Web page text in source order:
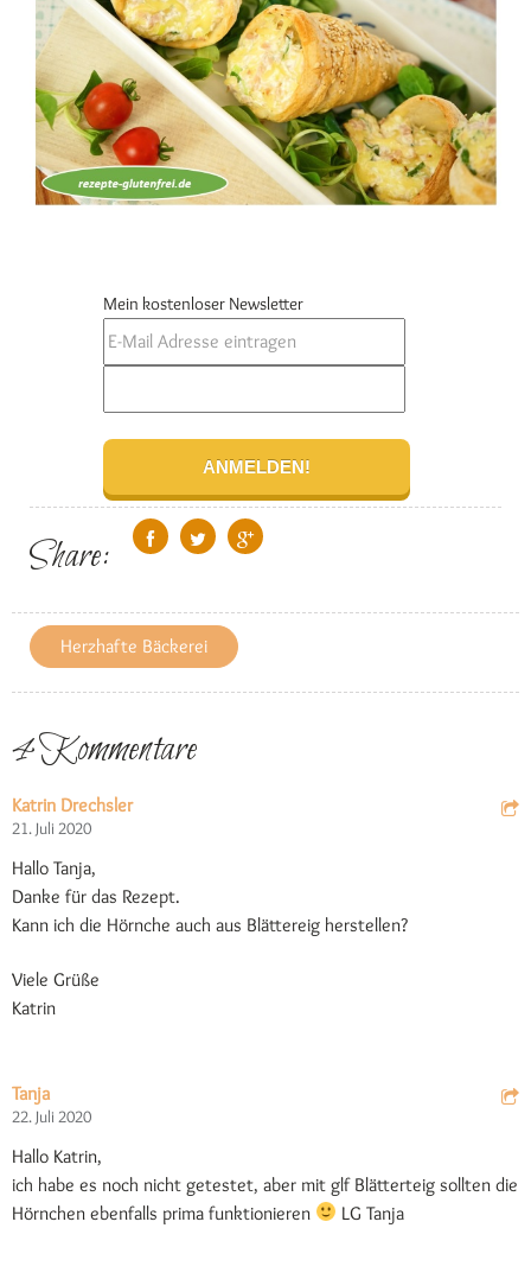
Mein kostenloser Newsletter
Share:
Herzhafte Bäckerei
4 Kommentare
Katrin Drechsler
21. Juli 2020
Hallo Tanja,
Danke für das Rezept.
Kann ich die Hörnche auch aus Blättereig herstellen?
Viele Grüße
Katrin
Tanja
22. Juli 2020
Hallo Katrin,
ich habe es noch nicht getestet, aber mit glf Blätterteig sollten die
Hörnchen ebenfalls prima funktionieren
LG Tanja